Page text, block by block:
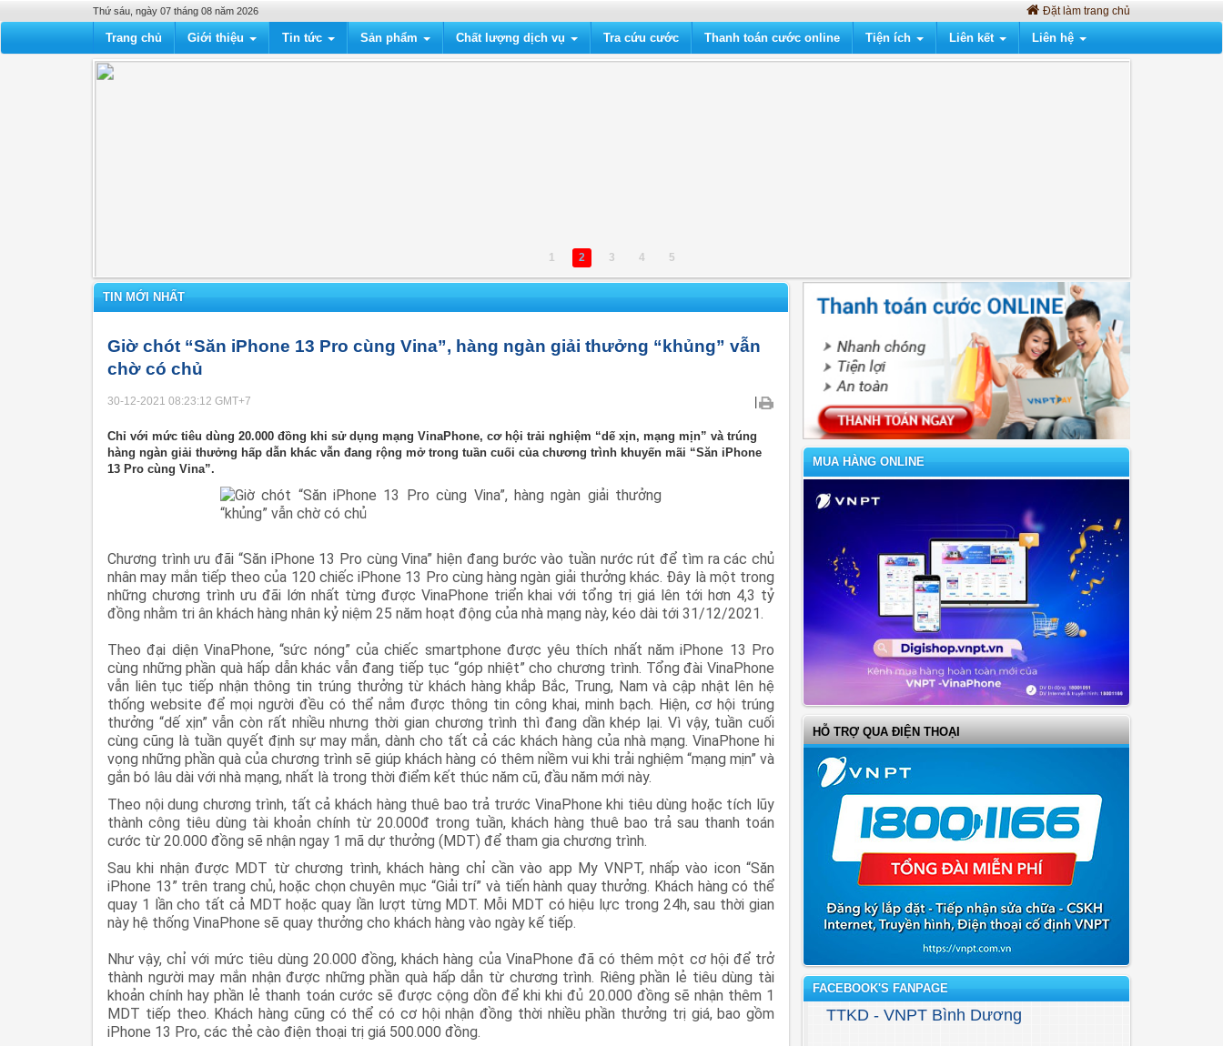
Thứ sáu, ngày 07 tháng 08 năm 2026 Đặt làm trang chủ
Trang chủ Giới thiệu Tin tức Sản phẩm Chất lượng dịch vụ Tra cứu cước Thanh toán cước online Tiện ích Liên kết Liên hệ
1 2 3 4 5
TIN MỚI NHẤT
Giờ chót “Săn iPhone 13 Pro cùng Vina”, hàng ngàn giải thưởng “khủng” vẫn
chờ có chủ
30-12-2021 08:23:12 GMT+7
Chỉ với mức tiêu dùng 20.000 đồng khi sử dụng mạng VinaPhone, cơ hội trải nghiệm “dế xịn, mạng mịn” và trúng
hàng ngàn giải thưởng hấp dẫn khác vẫn đang rộng mở trong tuần cuối của chương trình khuyến mãi “Săn iPhone
13 Pro cùng Vina”.
Chương trình ưu đãi “Săn iPhone 13 Pro cùng Vina” hiện đang bước vào tuần nước rút để tìm ra các chủ
nhân may mắn tiếp theo của 120 chiếc iPhone 13 Pro cùng hàng ngàn giải thưởng khác. Đây là một trong
những chương trình ưu đãi lớn nhất từng được VinaPhone triển khai với tổng trị giá lên tới hơn 4,3 tỷ
đồng nhằm tri ân khách hàng nhân kỷ niệm 25 năm hoạt động của nhà mạng này, kéo dài tới 31/12/2021.
Theo đại diện VinaPhone, “sức nóng” của chiếc smartphone được yêu thích nhất năm iPhone 13 Pro
cùng những phần quà hấp dẫn khác vẫn đang tiếp tục “góp nhiệt” cho chương trình. Tổng đài VinaPhone
vẫn liên tục tiếp nhận thông tin trúng thưởng từ khách hàng khắp Bắc, Trung, Nam và cập nhật lên hệ
thống website để mọi người đều có thể nắm được thông tin công khai, minh bạch. Hiện, cơ hội trúng
thưởng “dế xịn” vẫn còn rất nhiều nhưng thời gian chương trình thì đang dần khép lại. Vì vậy, tuần cuối
cùng cũng là tuần quyết định sự may mắn, dành cho tất cả các khách hàng của nhà mạng. VinaPhone hi
vọng những phần quà của chương trình sẽ giúp khách hàng có thêm niềm vui khi trải nghiệm “mạng mịn” và
gắn bó lâu dài với nhà mạng, nhất là trong thời điểm kết thúc năm cũ, đầu năm mới này.
Theo nội dung chương trình, tất cả khách hàng thuê bao trả trước VinaPhone khi tiêu dùng hoặc tích lũy
thành công tiêu dùng tài khoản chính từ 20.000đ trong tuần, khách hàng thuê bao trả sau thanh toán
cước từ 20.000 đồng sẽ nhận ngay 1 mã dự thưởng (MDT) để tham gia chương trình.
Sau khi nhận được MDT từ chương trình, khách hàng chỉ cần vào app My VNPT, nhấp vào icon “Săn
iPhone 13” trên trang chủ, hoặc chọn chuyên mục “Giải trí” và tiến hành quay thưởng. Khách hàng có thể
quay 1 lần cho tất cả MDT hoặc quay lần lượt từng MDT. Mỗi MDT có hiệu lực trong 24h, sau thời gian
này hệ thống VinaPhone sẽ quay thưởng cho khách hàng vào ngày kế tiếp.
Như vậy, chỉ với mức tiêu dùng 20.000 đồng, khách hàng của VinaPhone đã có thêm một cơ hội để trở
thành người may mắn nhận được những phần quà hấp dẫn từ chương trình. Riêng phần lẻ tiêu dùng tài
khoản chính hay phần lẻ thanh toán cước sẽ được cộng dồn để khi khi đủ 20.000 đồng sẽ nhận thêm 1
MDT tiếp theo. Khách hàng cũng có thể có cơ hội nhận đồng thời nhiều phần thưởng trị giá, bao gồm
iPhone 13 Pro, các thẻ cào điện thoại trị giá 500.000 đồng.
MUA HÀNG ONLINE
HỖ TRỢ QUA ĐIỆN THOẠI
FACEBOOK'S FANPAGE
TTKD - VNPT Bình Dương